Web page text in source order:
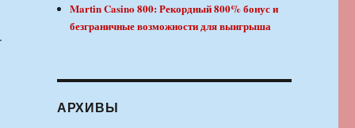
Martin Casino 800: Рекордный 800% бонус и
безграничные возможности для выигрыша
АРХИВЫ